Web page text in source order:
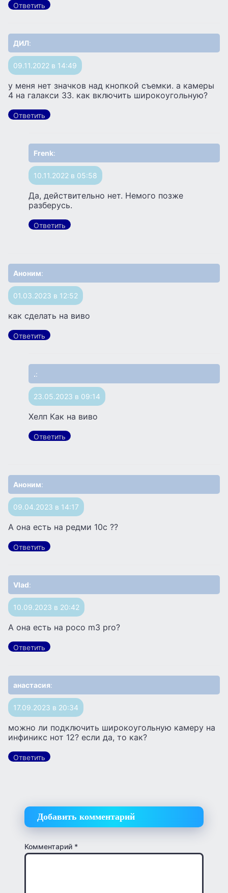
Ответить
ДИЛ:
09.11.2022 в 14:49
у меня нет значков над кнопкой съемки. а камеры
4 на галакси 33. как включить широкоугольную?
Ответить
Frenk:
10.11.2022 в 05:58
Да, действительно нет. Немого позже
разберусь.
Ответить
Аноним:
01.03.2023 в 12:52
как сделать на виво
Ответить
.:
23.05.2023 в 09:14
Хелп Как на виво
Ответить
Аноним:
09.04.2023 в 14:17
А она есть на редми 10c ??
Ответить
Vlad:
10.09.2023 в 20:42
А она есть на poco m3 pro?
Ответить
анастасия:
17.09.2023 в 20:34
можно ли подключить широкоугольную камеру на
инфиникс нот 12? если да, то как?
Ответить
Добавить комментарий
Комментарий *